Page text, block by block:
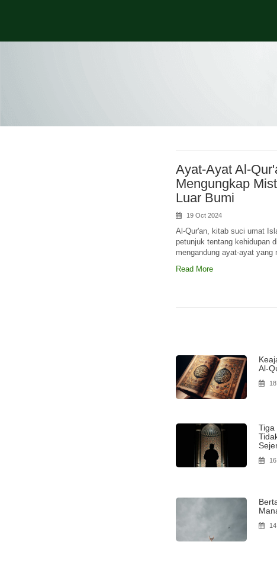
Ayat-Ayat Al-
Mengungkap
Luar Bumi
19 Oct 2024
Al-Qur'an, kitab suci umat
petunjuk tentang kehidupan
mengandung ayat-ayat
Read More
Al-
Tiga